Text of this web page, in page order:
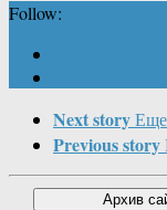
Follow:
Next storyЕще
Previous story